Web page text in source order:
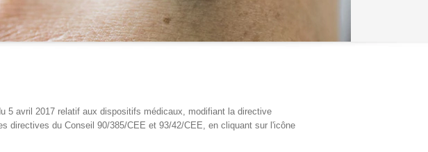
5 avril 2017 relatif aux dispositifs médicaux, modifiant la directive
directives du Conseil 90/385/CEE et 93/42/CEE, en cliquant sur l'icône